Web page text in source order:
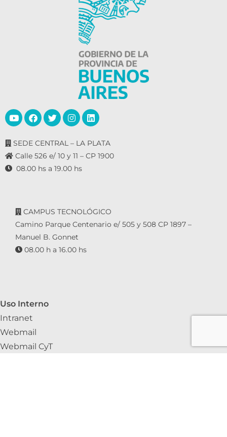
SEDE CENTRAL – LA PLATA
Calle 526 e/ 10 y 11 – CP 1900
08.00 hs a 19.00 hs
CAMPUS TECNOLÓGICO
Camino Parque Centenario e/ 505 y 508 CP 1897 –
Manuel B. Gonnet
08.00 h a 16.00 hs
Uso Interno
Intranet
Webmail
Webmail CyT